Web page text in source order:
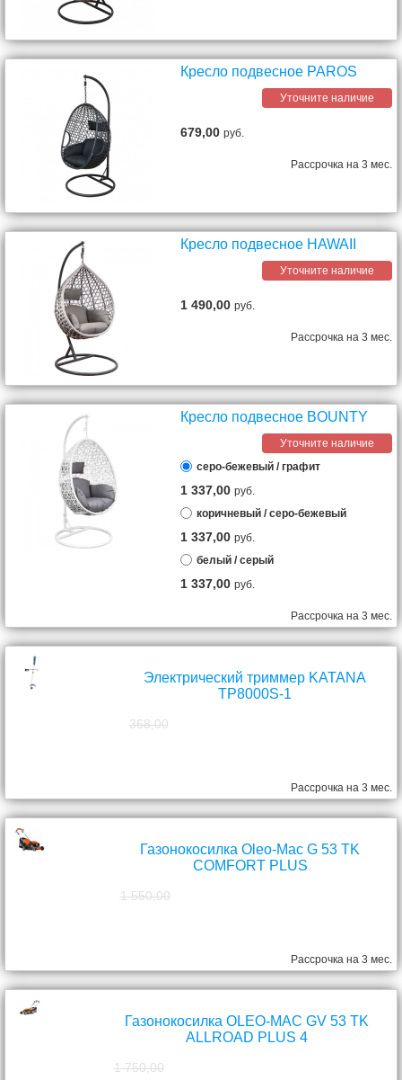
Кресло подвесное PAROS
Уточните наличие
679,00руб.
Рассрочка на 3 мес.
Кресло подвесное HAWAII
Уточните наличие
1 490,00руб.
Рассрочка на 3 мес.
Кресло подвесное BOUNTY
Уточните наличие
серо-бежевый / графит
1 337,00руб.
коричневый / серо-бежевый
1 337,00руб.
белый / серый
1 337,00руб.
Рассрочка на 3 мес.
Электрический триммер KATANA
TP8000S-1
368,00
Рассрочка на 3 мес.
Газонокосилка Oleo-Mac G 53 TK
COMFORT PLUS
1 550,00
Рассрочка на 3 мес.
Газонокосилка OLEO-MAC GV 53 TK
ALLROAD PLUS 4
1 750,00